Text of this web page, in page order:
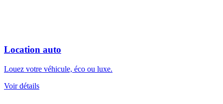
Location auto
Louez votre véhicule, éco ou luxe.
Voir détails